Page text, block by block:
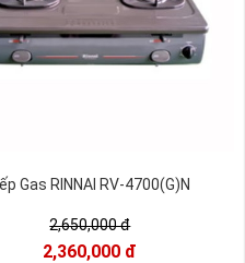
Gas RINNAI RV-4700(G)N
2,650,000 đ
2,360,000 đ